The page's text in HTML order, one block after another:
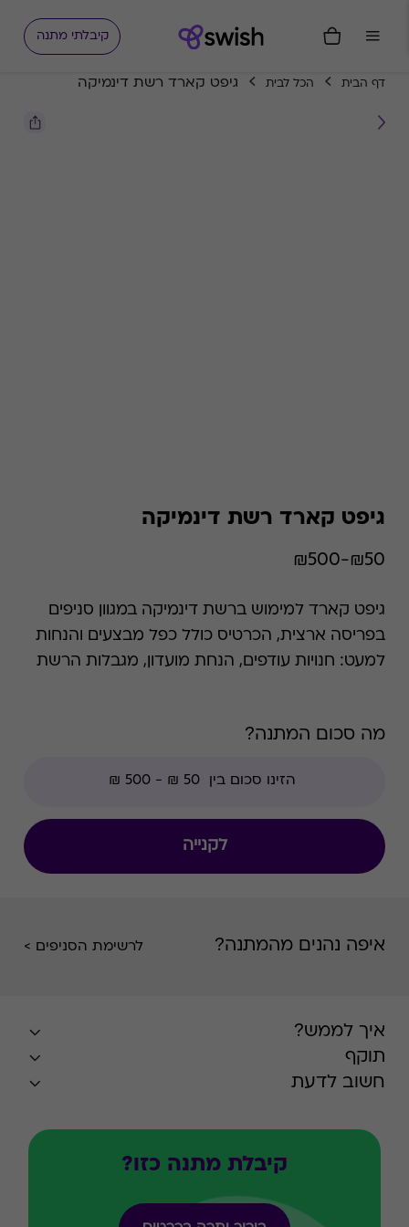
קיבלתי מתנה
דף הבית הכל לבית גיפט קארד רשת דינמיקה
גיפט קארד רשת דינמיקה
₪50-₪500
גיפט קארד למימוש ברשת דינמיקה במגוון סניפים
בפריסה ארצית, הכרטיס כולל כפל מבצעים והנחות
למעט: חנויות עודפים, הנחת מועדון, מגבלות הרשת
תקפים בגיפט קארד זה.
מה סכום המתנה?
לקנייה
איפה נהנים מהמתנה? לרשימת הסניפים >
איך לממש?
תוקף
חשוב לדעת
קיבלת מתנה כזו?